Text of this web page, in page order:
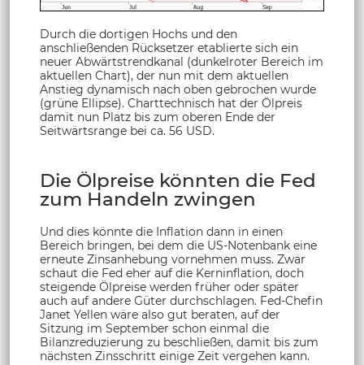
Durch die dortigen Hochs und den
anschließenden Rücksetzer etablierte sich ein
neuer Abwärtstrendkanal (dunkelroter Bereich im
aktuellen Chart), der nun mit dem aktuellen
Anstieg dynamisch nach oben gebrochen wurde
(grüne Ellipse). Charttechnisch hat der Ölpreis
damit nun Platz bis zum oberen Ende der
Seitwärtsrange bei ca. 56 USD.
Die Ölpreise könnten die Fed
zum Handeln zwingen
Und dies könnte die Inflation dann in einen
Bereich bringen, bei dem die US-Notenbank eine
erneute Zinsanhebung vornehmen muss. Zwar
schaut die Fed eher auf die Kerninflation, doch
steigende Ölpreise werden früher oder später
auch auf andere Güter durchschlagen. Fed-Chefin
Janet Yellen wäre also gut beraten, auf der
Sitzung im September schon einmal die
Bilanzreduzierung zu beschließen, damit bis zum
nächsten Zinsschritt einige Zeit vergehen kann.